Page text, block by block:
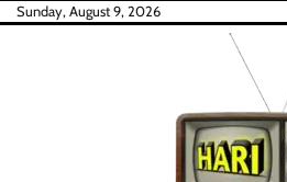
SkipSunday, August 9, 2026